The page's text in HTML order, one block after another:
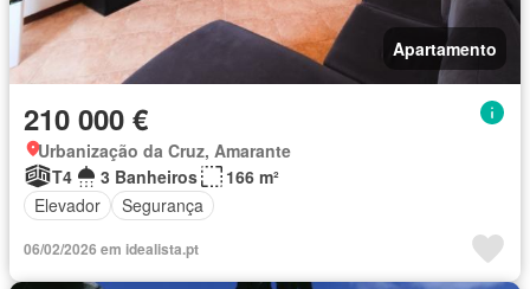
Apartamento
210 000 €
Urbanização da Cruz, Amarante
T4
3 Banheiros
166 m²
Elevador
Segurança
06/02/2026 em idealista.pt